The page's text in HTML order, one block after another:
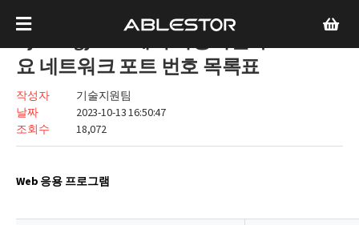
요 네트워크 포트 번호 목록표
작성자
기술지원팀
날짜
2023-10-13 16:50:47
조회수
18,072
Web 응용 프로그램